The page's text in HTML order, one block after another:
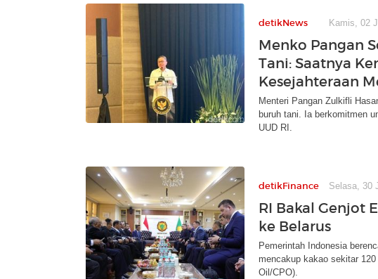
detikNews Kamis, 02
Menko Pangan
Tani: Saatnya
Kesejahteraan
Menteri Pangan Zulkifli
buruh tani. Ia berkomitmen
UUD RI.
detikFinance Selasa, 30
RI Bakal Genjot
ke Belarus
Pemerintah Indonesia
mencakup kakao sekitar
Oil/CPO).